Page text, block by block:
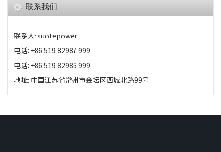
联系我们
联系人: suotepower
电话: +86 519 82987 999
电话: +86 519 82986 999
地址: 中国江苏省常州市金坛区西城北路99号